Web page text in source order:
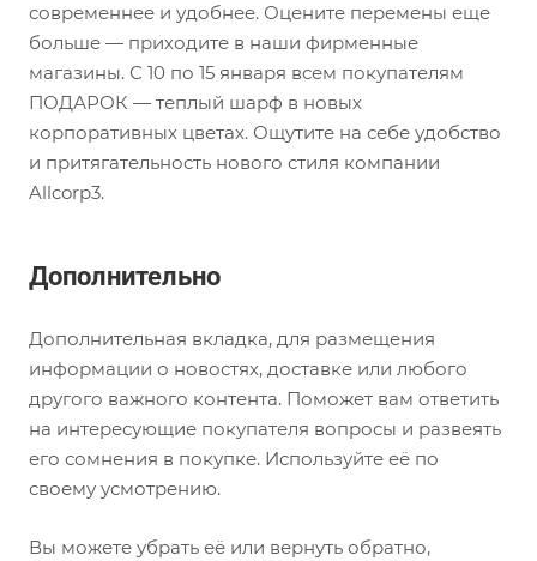
современнее и удобнее. Оцените перемены еще
больше — приходите в наши фирменные
магазины. С 10 по 15 января всем покупателям
ПОДАРОК — теплый шарф в новых
корпоративных цветах. Ощутите на себе удобство
и притягательность нового стиля компании
Allcorp3.
Дополнительно
Дополнительная вкладка, для размещения
информации о новостях, доставке или любого
другого важного контента. Поможет вам ответить
на интересующие покупателя вопросы и развеять
его сомнения в покупке. Используйте её по
своему усмотрению.
Вы можете убрать её или вернуть обратно,